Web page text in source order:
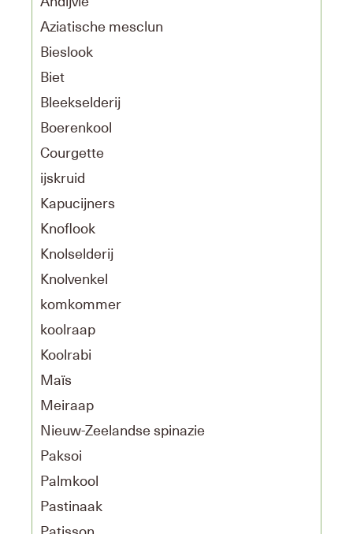
Aziatische mesclun
Bieslook
Biet
Bleekselderij
Boerenkool
Courgette
ijskruid
Kapucijners
Knoflook
Knolselderij
Knolvenkel
komkommer
koolraap
Koolrabi
Maïs
Meiraap
Nieuw-Zeelandse spinazie
Paksoi
Palmkool
Pastinaak